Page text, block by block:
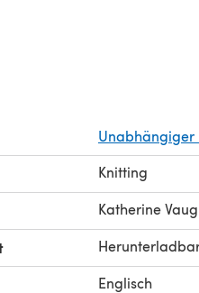
Unabhängiger
Knitting
Katherine
Englisch